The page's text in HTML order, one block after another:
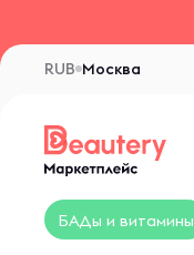
Москва
RUB
БАДы и витамины